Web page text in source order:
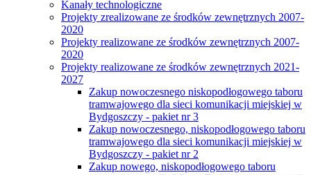
Kanały technologiczne
Projekty zrealizowane ze środków zewnętrznych 2007-
2020
Projekty realizowane ze środków zewnętrznych 2007-
2020
Projekty realizowane ze środków zewnętrznych 2021-
2027
Zakup nowoczesnego niskopodłogowego taboru
tramwajowego dla sieci komunikacji miejskiej w
Bydgoszczy - pakiet nr 3
Zakup nowoczesnego, niskopodłogowego taboru
tramwajowego dla sieci komunikacji miejskiej w
Bydgoszczy - pakiet nr 2
Zakup nowego, niskopodłogowego taboru